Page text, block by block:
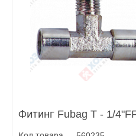
Фитинг Fubag T - 1/